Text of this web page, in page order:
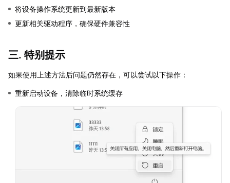
将设备操作系统更新到最新版本
更新相关驱动程序，确保硬件兼容性
三. 特别提示
如果使用上述方法后问题仍然存在，可以尝试以下操作：
重新启动设备，清除临时系统缓存